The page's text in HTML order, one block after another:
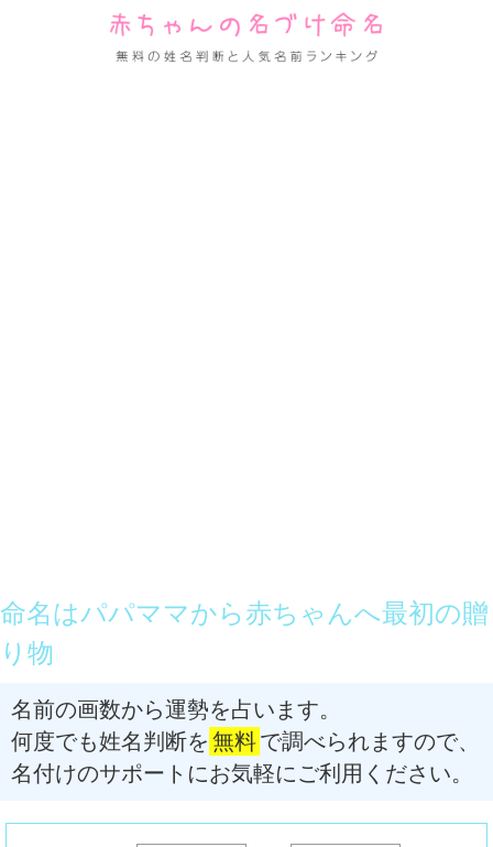
命名はパパママから赤ちゃんへ最初の贈
り物
名前の画数から運勢を占います。
何度でも姓名判断を 無料で調べられますので、
名付けのサポートにお気軽にご利用ください。